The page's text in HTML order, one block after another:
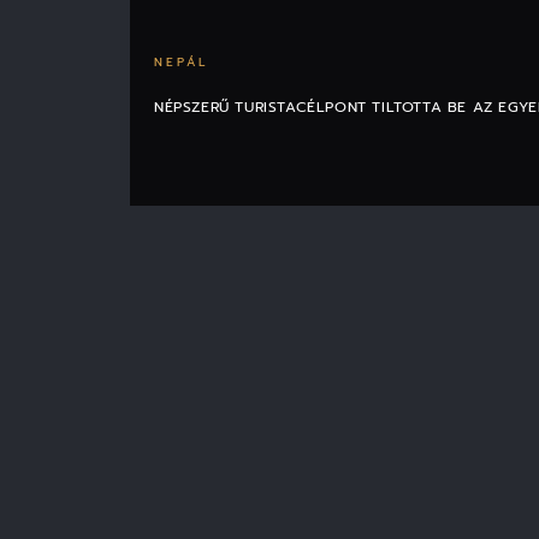
NEPÁL
NÉPSZERŰ TURISTACÉLPONT TILTOTTA BE AZ